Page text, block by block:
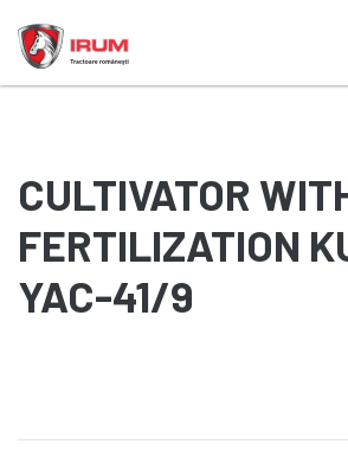
CULTIVATOR
FERTILIZATION
YAC-41/9